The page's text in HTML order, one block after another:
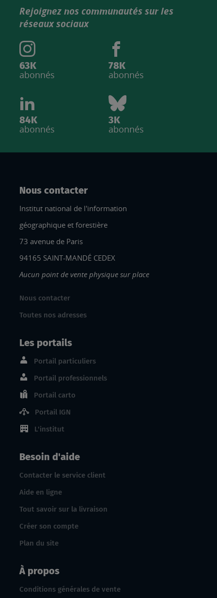
IGN
Rejoignez nos communautés sur les
réseaux sociaux
63K
abonnés
78K
abonnés
84K
abonnés
3K
abonnés
Nous contacter
Institut national de l'information
géographique et forestière
73 avenue de Paris
94165 SAINT-MANDÉ CEDEX
Aucun point de vente physique sur place
Nous contacter
Toutes nos adresses
Les portails
Portail particuliers
Portail professionnels
Portail carto
Portail IGN
L'institut
Besoin d'aide
Contacter le service client
Aide en ligne
Tout savoir sur la livraison
Créer son compte
Plan du site
À propos
Conditions générales de vente